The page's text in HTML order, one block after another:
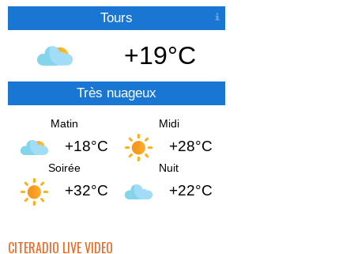
Tours
+19°C
Très nuageux
Matin
+18°C
Midi
+28°C
Soirée
+32°C
Nuit
+22°C
CITERADIO LIVE VIDEO